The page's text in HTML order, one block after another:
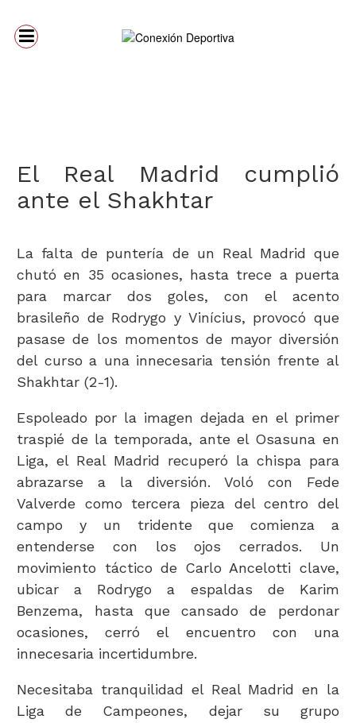
El Real Madrid cumplió
ante el Shakhtar
La falta de puntería de un Real Madrid que
chutó en 35 ocasiones, hasta trece a puerta
para marcar dos goles, con el acento
brasileño de Rodrygo y Vinícius, provocó que
pasase de los momentos de mayor diversión
del curso a una innecesaria tensión frente al
Shakhtar (2-1).
Espoleado por la imagen dejada en el primer
traspié de la temporada, ante el Osasuna en
Liga, el Real Madrid recuperó la chispa para
abrazarse a la diversión. Voló con Fede
Valverde como tercera pieza del centro del
campo y un tridente que comienza a
entenderse con los ojos cerrados. Un
movimiento táctico de Carlo Ancelotti clave,
ubicar a Rodrygo a espaldas de Karim
Benzema, hasta que cansado de perdonar
ocasiones, cerró el encuentro con una
innecesaria incertidumbre.
Necesitaba tranquilidad el Real Madrid en la
Liga de Campeones, dejar su grupo